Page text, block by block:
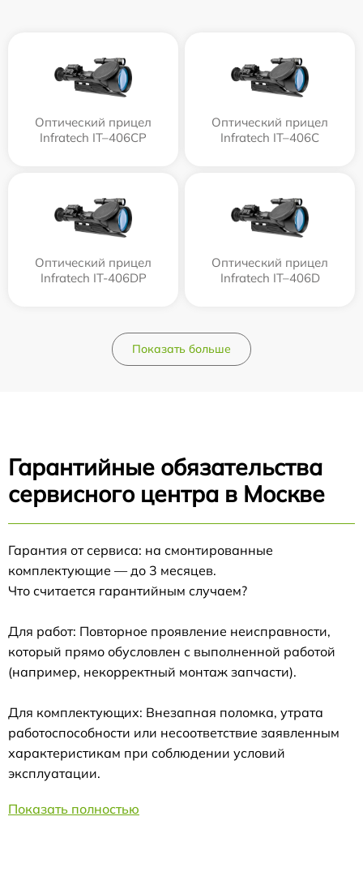
Оптический прицел
Infratech IT–406СP
Оптический прицел
Infratech IT–406С
Оптический прицел
Infratech IT-406DP
Оптический прицел
Infratech IT–406D
Показать больше
Гарантийные обязательства
сервисного центра в Москве
Гарантия от сервиса: на смонтированные
комплектующие — до 3 месяцев.
Что считается гарантийным случаем?
Для работ: Повторное проявление неисправности,
который прямо обусловлен с выполненной работой
(например, некорректный монтаж запчасти).
Для комплектующих: Внезапная поломка, утрата
работоспособности или несоответствие заявленным
характеристикам при соблюдении условий
эксплуатации.
Показать полностью